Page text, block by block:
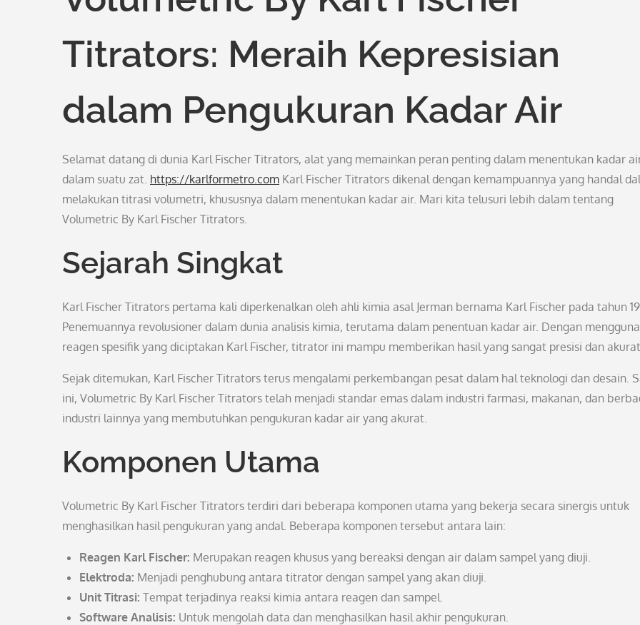
Titrators: Meraih Kepresisian
dalam Pengukuran Kadar Air
Selamat datang di dunia Karl Fischer Titrators, alat yang memainkan peran penting dalam menentukan kadar
dalam suatu zat. https://karlformetro.com Karl Fischer Titrators dikenal dengan kemampuannya yang handal
melakukan titrasi volumetri, khususnya dalam menentukan kadar air. Mari kita telusuri lebih dalam tentang
Volumetric By Karl Fischer Titrators.
Sejarah Singkat
Karl Fischer Titrators pertama kali diperkenalkan oleh ahli kimia asal Jerman bernama Karl Fischer pada tahun
Penemuannya revolusioner dalam dunia analisis kimia, terutama dalam penentuan kadar air. Dengan
reagen spesifik yang diciptakan Karl Fischer, titrator ini mampu memberikan hasil yang sangat presisi dan
Sejak ditemukan, Karl Fischer Titrators terus mengalami perkembangan pesat dalam hal teknologi dan desain.
ini, Volumetric By Karl Fischer Titrators telah menjadi standar emas dalam industri farmasi, makanan, dan
industri lainnya yang membutuhkan pengukuran kadar air yang akurat.
Komponen Utama
Volumetric By Karl Fischer Titrators terdiri dari beberapa komponen utama yang bekerja secara sinergis untuk
menghasilkan hasil pengukuran yang andal. Beberapa komponen tersebut antara lain:
Reagen Karl Fischer: Merupakan reagen khusus yang bereaksi dengan air dalam sampel yang diuji.
Elektroda: Menjadi penghubung antara titrator dengan sampel yang akan diuji.
Unit Titrasi: Tempat terjadinya reaksi kimia antara reagen dan sampel.
Software Analisis: Untuk mengolah data dan menghasilkan hasil akhir pengukuran.